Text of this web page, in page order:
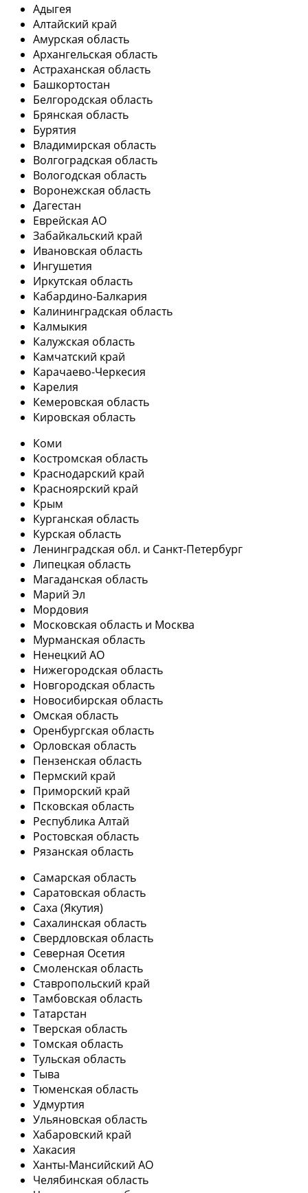
Адыгея
Алтайский край
Амурская область
Архангельская область
Астраханская область
Башкортостан
Белгородская область
Брянская область
Бурятия
Владимирская область
Волгоградская область
Вологодская область
Воронежская область
Дагестан
Еврейская АО
Забайкальский край
Ивановская область
Ингушетия
Иркутская область
Кабардино-Балкария
Калининградская область
Калмыкия
Калужская область
Камчатский край
Карачаево-Черкесия
Карелия
Кемеровская область
Кировская область
Коми
Костромская область
Краснодарский край
Красноярский край
Крым
Курганская область
Курская область
Ленинградская обл. и Санкт-Петербург
Липецкая область
Магаданская область
Марий Эл
Мордовия
Московская область и Москва
Мурманская область
Ненецкий АО
Нижегородская область
Новгородская область
Новосибирская область
Омская область
Оренбургская область
Орловская область
Пензенская область
Пермский край
Приморский край
Псковская область
Республика Алтай
Ростовская область
Рязанская область
Самарская область
Саратовская область
Саха (Якутия)
Сахалинская область
Свердловская область
Северная Осетия
Смоленская область
Ставропольский край
Тамбовская область
Татарстан
Тверская область
Томская область
Тульская область
Тыва
Тюменская область
Удмуртия
Ульяновская область
Хабаровский край
Хакасия
Ханты-Мансийский АО
Челябинская область